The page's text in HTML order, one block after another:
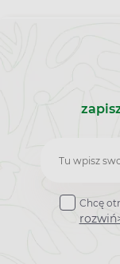
Zapisz
do
Chcę